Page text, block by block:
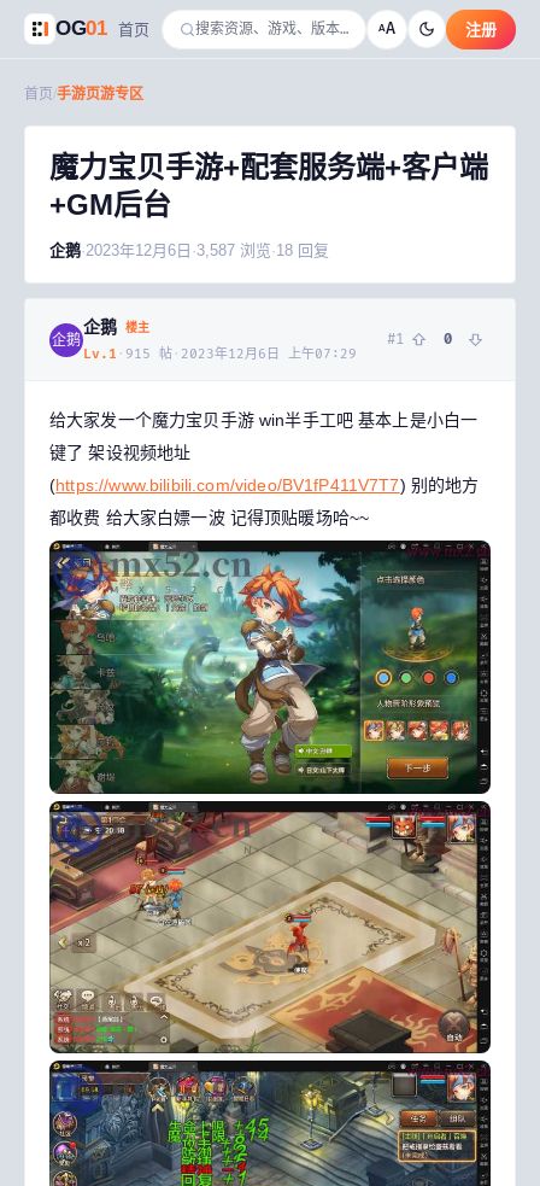
OG01 首页 AA 注册
首页 手游页游专区
魔力宝贝手游+配套服务端+客户端
+GM后台
企鹅·2023年12月6日 ·3,587 浏览·18 回复
企鹅
企鹅 楼主
Lv. 1 · 915 帖 · 2023年12月6日 上午07:29
#1 0
给大家发一个魔力宝贝手游 win半手工吧 基本上是小白一
键了 架设视频地址
(https://www.bilibili.com/video/BV1fP411V7T7) 别的地方
都收费 给大家白嫖一波 记得顶贴暖场哈~~